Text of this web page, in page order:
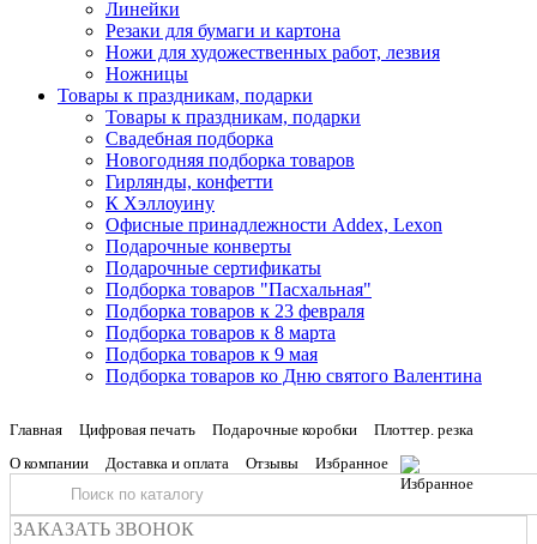
Линейки
Резаки для бумаги и картона
Ножи для художественных работ, лезвия
Ножницы
Товары к праздникам, подарки
Товары к праздникам, подарки
Свадебная подборка
Новогодняя подборка товаров
Гирлянды, конфетти
К Хэллоуину
Офисные принадлежности Addex, Lexon
Подарочные конверты
Подарочные сертификаты
Подборка товаров "Пасхальная"
Подборка товаров к 23 февраля
Подборка товаров к 8 марта
Подборка товаров к 9 мая
Подборка товаров ко Дню святого Валентина
Главная Цифровая печать Подарочные коробки
Плоттер. резка
О компании
Доставка и оплата Отзывы Избранное
ЗАКАЗАТЬ ЗВОНОК